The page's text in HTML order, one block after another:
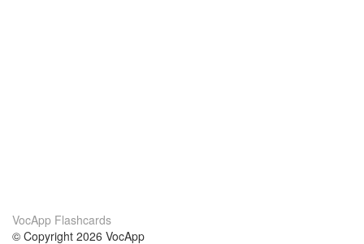
VocApp Flashcards
© Copyright 2026 VocApp